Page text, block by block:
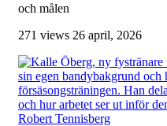
och målen
271 views 26 april, 2026